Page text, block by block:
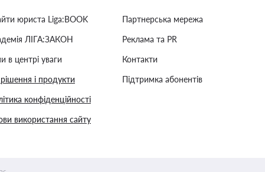
юриста Liga:BOOK
ЛІГА:ЗАКОН
в центрі уваги
рішення і продукти
конфіденційності
використання сайту
Партнерська мережа
Реклама та PR
Контакти
Підтримка абонентів